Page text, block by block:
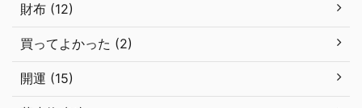
財布 (12)
買ってよかった (2)
開運 (15)